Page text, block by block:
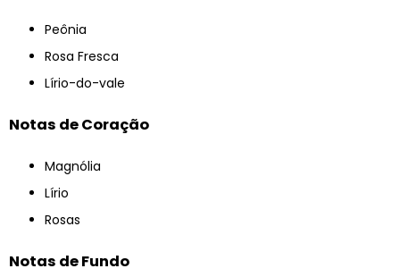
Peônia
Rosa Fresca
Lírio-do-vale
Notas de Coração
Magnólia
Lírio
Rosas
Notas de Fundo